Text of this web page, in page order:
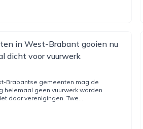
in West-Brabant gooien nu
dicht voor vuurwerk
Brabantse gemeenten mag de
helemaal geen vuurwerk worden
door verenigingen. Twe...